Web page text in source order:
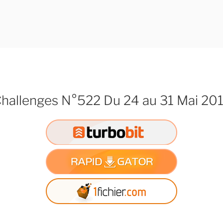
N°522 Du 24 au 31 Mai